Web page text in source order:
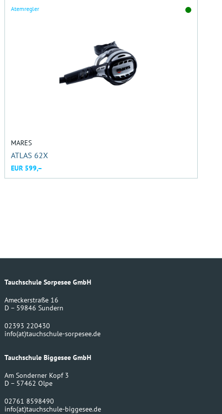
Atemregler
MARES
ATLAS 62X
EUR 599,–
Tauchschule Sorpesee GmbH
Ameckerstraße 16
D – 59846 Sundern
02393 220430
info(at)tauchschule-sorpesee.de
Tauchschule Biggesee GmbH
Am Sonderner Kopf 3
D – 57462 Olpe
02761 8598490
info(at)tauchschule-biggesee.de